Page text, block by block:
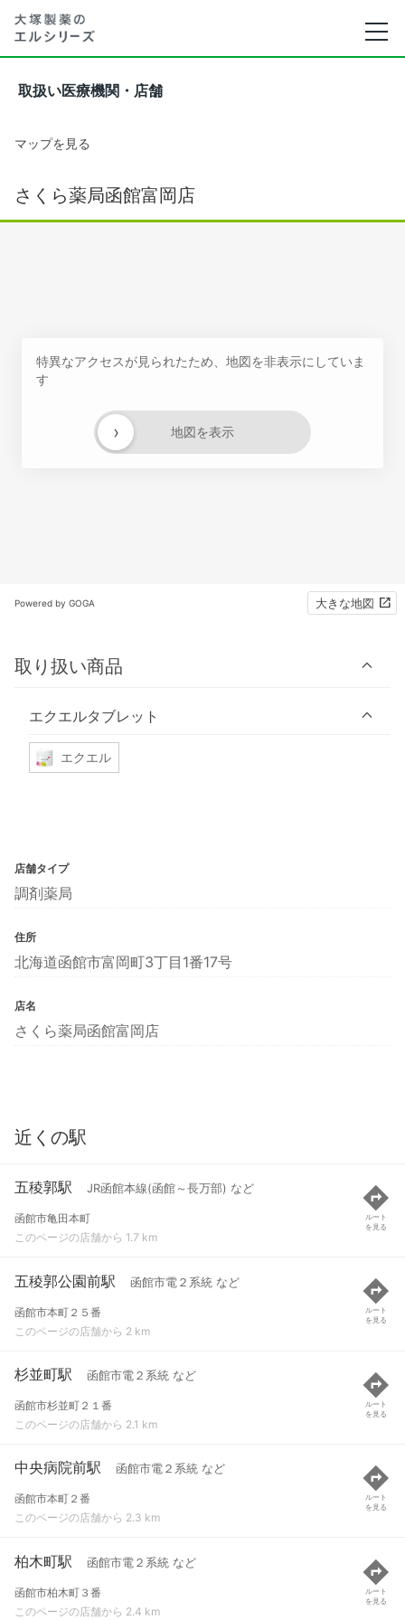
取扱い医療機関・店舗
マップを見る
さくら薬局函館富岡店
特異なアクセスが見られたため、地図を非表示にしていま
す
地図を表示
›
Powered by GOGA 大きな地図
取り扱い商品
エクエルタブレット
エクエル
店舗タイプ
調剤薬局
住所
北海道函館市富岡町3丁目1番17号
店名
さくら薬局函館富岡店
近くの駅
五稜郭駅 JR函館本線(函館～長万部) など
函館市亀田本町
このページの店舗から 1.7 km
ルート
を見る
五稜郭公園前駅 函館市電２系統 など
函館市本町２５番
このページの店舗から 2 km
ルート
を見る
杉並町駅 函館市電２系統 など
函館市杉並町２１番
このページの店舗から 2.1 km
ルート
を見る
中央病院前駅 函館市電２系統 など
函館市本町２番
このページの店舗から 2.3 km
ルート
を見る
柏木町駅 函館市電２系統 など
函館市柏木町３番
このページの店舗から 2.4 km
ルート
を見る